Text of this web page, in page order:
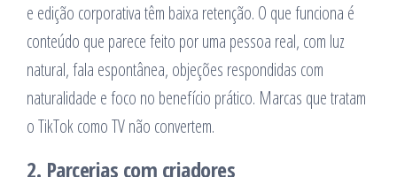
e edição corporativa têm baixa retenção. O que funciona é
conteúdo que parece feito por uma pessoa real, com luz
natural, fala espontânea, objeções respondidas com
naturalidade e foco no benefício prático. Marcas que tratam
o TikTok como TV não convertem.
2. Parcerias com criadores